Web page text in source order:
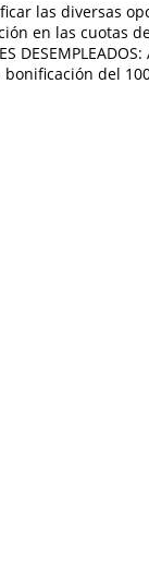
las diversas
en las cuotas
del